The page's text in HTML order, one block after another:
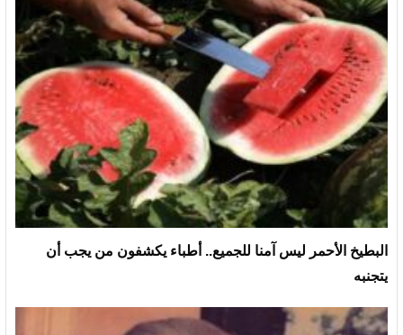
البطيخ الأحمر ليس آمنا للجميع.. أطباء يكشفون من يجب أن
يتجنبه